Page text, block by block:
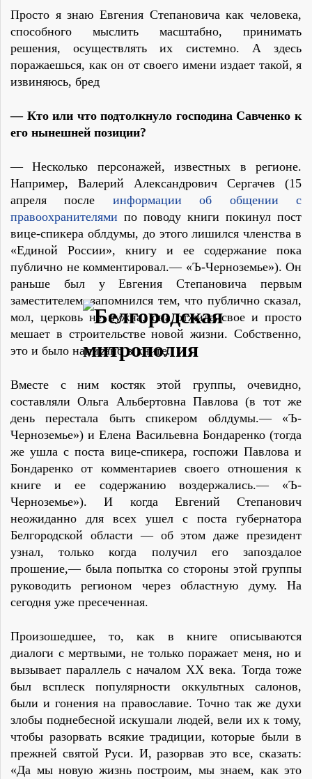
Просто я знаю Евгения Степановича как человека,
способного мыслить масштабно, принимать
решения, осуществлять их системно. А здесь
поражаешься, как он от своего имени издает такой, я
извиняюсь, бред
— Кто или что подтолкнуло господина Савченко к
его нынешней позиции?
— Несколько персонажей, известных в регионе.
Например, Валерий Александрович Сергачев (15
апреля после
информации об общении с
правоохранителями по поводу книги покинул пост
вице-спикера облдумы, до этого лишился членства в
«Единой России», книгу и ее содержание пока
публично не комментировал.— «Ъ-Черноземье»). Он
раньше был у Евгения Степановича первым
заместителем, запомнился тем, что публично сказал,
мол, церковь не нужна, она отжила свое и просто
мешает в строительстве новой жизни. Собственно,
это и было написано в книге.
Вместе с ним костяк этой группы, очевидно,
составляли Ольга Альбертовна Павлова (в тот же
день перестала быть спикером облдумы.— «Ъ-
Черноземье») и Елена Васильевна Бондаренко (тогда
же ушла с поста вице-спикера, госпожи Павлова и
Бондаренко от комментариев своего отношения к
книге и ее содержанию воздержались.— «Ъ-
Черноземье»). И когда Евгений Степанович
неожиданно для всех ушел с поста губернатора
Белгородской области — об этом даже президент
узнал, только когда получил его запоздалое
прошение,— была попытка со стороны этой группы
руководить регионом через областную думу. На
сегодня уже пресеченная.
Произошедшее, то, как в книге описываются
диалоги с мертвыми, не только поражает меня, но и
вызывает параллель с началом XX века. Тогда тоже
был всплеск популярности оккультных салонов,
были и гонения на православие. Точно так же духи
злобы поднебесной искушали людей, вели их к тому,
чтобы разорвать всякие традиции, которые были в
прежней святой Руси. И, разорвав это все, сказать:
«Да мы новую жизнь построим, мы знаем, как это